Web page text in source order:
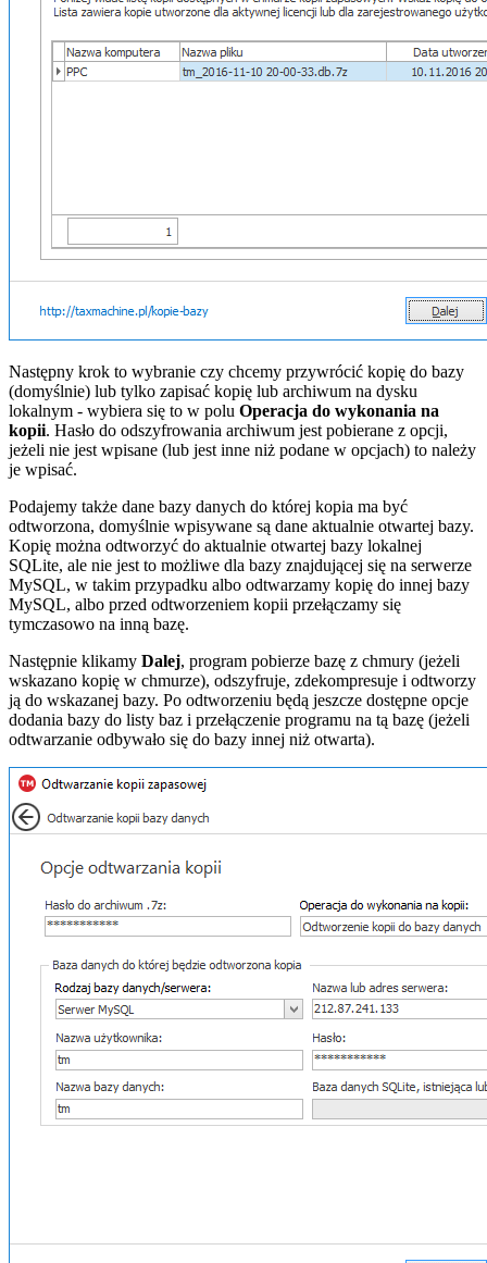
Następny krok to wybranie czy chcemy przywrócić kopię do bazy
(domyślnie) lub tylko zapisać kopię lub archiwum na dysku
lokalnym - wybiera się to w polu Operacja do wykonania na
kopii. Hasło do odszyfrowania archiwum jest pobierane z opcji,
jeżeli nie jest wpisane (lub jest inne niż podane w opcjach) to należy
je wpisać.
Podajemy także dane bazy danych do której kopia ma być
odtworzona, domyślnie wpisywane są dane aktualnie otwartej bazy.
Kopię można odtworzyć do aktualnie otwartej bazy lokalnej
SQLite, ale nie jest to możliwe dla bazy znajdującej się na serwerze
MySQL, w takim przypadku albo odtwarzamy kopię do innej bazy
MySQL, albo przed odtworzeniem kopii przełączamy się
tymczasowo na inną bazę.
Następnie klikamy Dalej, program pobierze bazę z chmury (jeżeli
wskazano kopię w chmurze), odszyfruje, zdekompresuje i odtworzy
ją do wskazanej bazy. Po odtworzeniu będą jeszcze dostępne opcje
dodania bazy do listy baz i przełączenie programu na tą bazę (jeżeli
odtwarzanie odbywało się do bazy innej niż otwarta).